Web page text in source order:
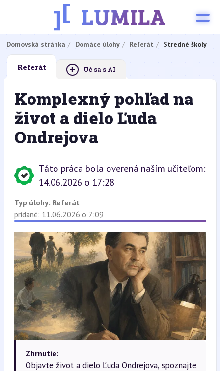
Domovská stránka Domáce úlohy Referát Stredné školy
Referát + Uč sa s AI
Komplexný pohľad na
život a dielo Ľuda
Ondrejova
Táto práca bola overená naším učiteľom:
14.06.2026 o 17:28
Typ úlohy: Referát
pridané: 11.06.2026 o 7:09
Zhrnutie:
Objavte život a dielo Ľuda Ondrejova, spoznajte